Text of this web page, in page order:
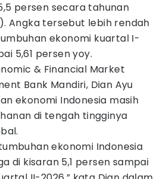
persen secara tahunan
Angka tersebut lebih rendah
ekonomi kuartal I-
5,61 persen yoy.
& Financial Market
Bank Mandiri, Dian Ayu
ekonomi Indonesia masih
di tengah tingginya
ekonomi Indonesia
di kisaran 5,1 persen sampai